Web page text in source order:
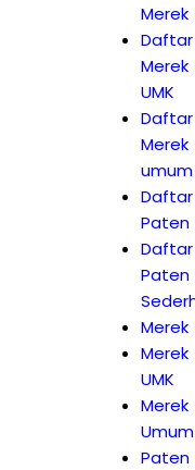
Merek
Daftar
Merek
UMK
Daftar
Merek
umum
Daftar
Paten
Daftar
Paten
Merek
Merek
UMK
Merek
Umum
Paten